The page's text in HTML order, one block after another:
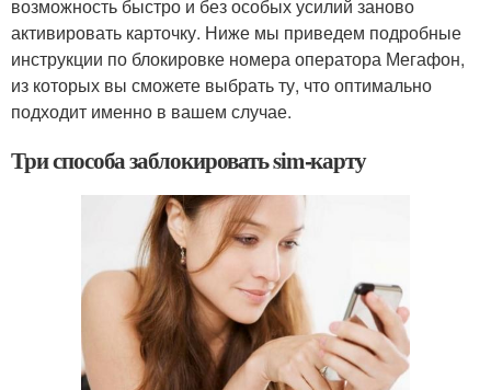
возможность быстро и без особых усилий заново
активировать карточку. Ниже мы приведем подробные
инструкции по блокировке номера оператора Мегафон,
из которых вы сможете выбрать ту, что оптимально
подходит именно в вашем случае.
Три способа заблокировать sim-карту